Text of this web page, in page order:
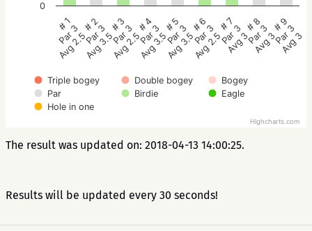
Triple bogey Double bogey
Bogey
Par
Birdie
Eagle
Hole in one
# 1
Par 3
Avg 2.5
# 2
Par 3
Avg 3.5
# 3
Par 3
Avg 2.5
# 4
Par 3
Avg 3.5
# 5
Par 3
Avg 3.5
# 6
Par 3
Avg 2.5
# 7
Par 3
Avg 3
# 8
Par 3
Avg 3
# 9
Par 3
Avg 3
0
Highcharts.com
The result was updated on: 2018-04-13 14:00:25.
Results will be updated every 30 seconds!